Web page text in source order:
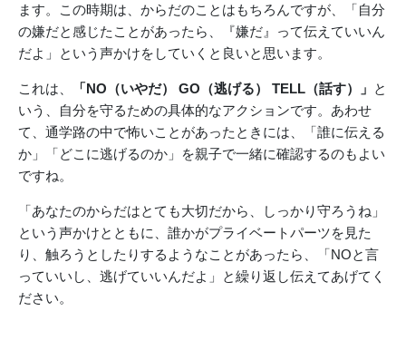
ます。この時期は、からだのことはもちろんですが、「自分
の嫌だと感じたことがあったら、『嫌だ』って伝えていいん
だよ」という声かけをしていくと良いと思います。
これは、 「NO（いやだ） GO（逃げる） TELL（話す）」 と
いう、自分を守るための具体的なアクションです。あわせ
て、通学路の中で怖いことがあったときには、「誰に伝える
か」「どこに逃げるのか」を親子で一緒に確認するのもよい
ですね。
「あなたのからだはとても大切だから、しっかり守ろうね」
という声かけとともに、誰かがプライベートパーツを見た
り、触ろうとしたりするようなことがあったら、「NOと言
っていいし、逃げていいんだよ」と繰り返し伝えてあげてく
ださい。